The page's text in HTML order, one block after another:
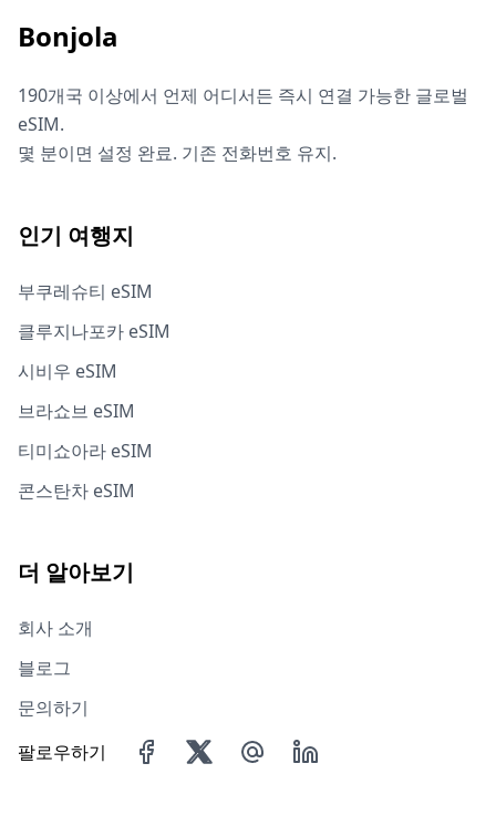
Bonjola
190개국 이상에서 언제 어디서든 즉시 연결 가능한 글로벌
eSIM.
몇 분이면 설정 완료. 기존 전화번호 유지.
인기 여행지
부쿠레슈티 eSIM
클루지나포카 eSIM
시비우 eSIM
브라쇼브 eSIM
티미쇼아라 eSIM
콘스탄차 eSIM
더 알아보기
회사 소개
블로그
문의하기
팔로우하기